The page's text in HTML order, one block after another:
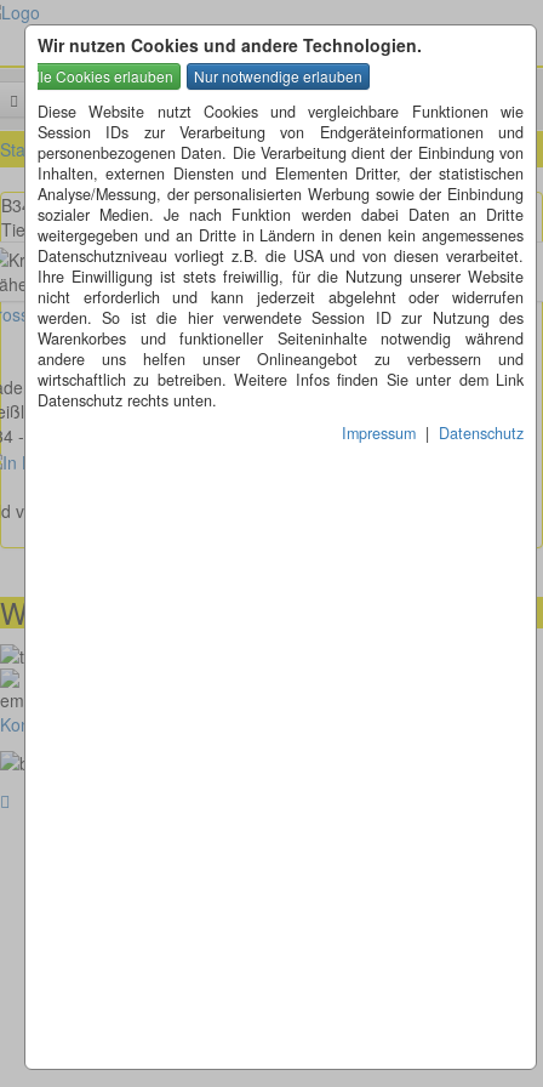
Wir nutzen Cookies und andere Technologien.
Diese Website nutzt Cookies und vergleichbare Funktionen wie
Session IDs zur Verarbeitung von Endgeräteinformationen und
personenbezogenen Daten. Die Verarbeitung dient der Einbindung von
Inhalten, externen Diensten und Elementen Dritter, der statistischen
Analyse/Messung, der personalisierten Werbung sowie der Einbindung
sozialer Medien. Je nach Funktion werden dabei Daten an Dritte
weitergegeben und an Dritte in Ländern in denen kein angemessenes
Datenschutzniveau vorliegt z.B. die USA und von diesen verarbeitet.
Ihre Einwilligung ist stets freiwillig, für die Nutzung unserer Website
nicht erforderlich und kann jederzeit abgelehnt oder widerrufen
werden. So ist die hier verwendete Session ID zur Nutzung des
Warenkorbes und funktioneller Seiteninhalte notwendig während
andere uns helfen unser Onlineangebot zu verbessern und
wirtschaftlich zu betreiben. Weitere Infos finden Sie unter dem Link
Datenschutz rechts unten.
Impressum | Datenschutz
Startseite » Baden-Württemberg (BW) » Geißlingen (BW)
B34 - K6566 - L163 - Hauptstraße in Geißlingen nähe Waldshut-
Tiengen
Bild anzeigen
Württemberg
nähe Waldshut-Tiengen
- K6566 - L163 - Hauptstraße
von Karin Bauer-Weisenstein
Wir helfen Ihnen gerne weiter
Kontakt